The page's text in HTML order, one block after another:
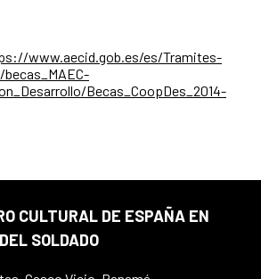
www.aecid.gob.es/es/Tramites-
Becas_CoopDes_2014-
CULTURAL DE ESPAÑA EN
SOLDADO